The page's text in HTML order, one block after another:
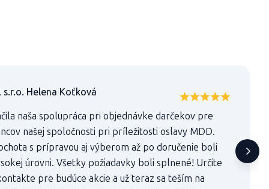
s.r.o. Helena Koťková
naša spolupráca pri objednávke darčekov pre
našej spoločnosti pri príležitosti oslavy MDD.
s prípravou aj výberom až po doručenie boli
úrovni. Všetky požiadavky boli splnené! Určite
pre budúce akcie a už teraz sa teším na